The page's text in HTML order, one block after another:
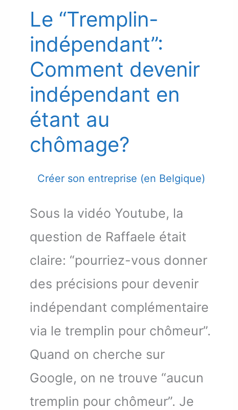
Le “Tremplin-
indépendant”:
Comment devenir
indépendant en
étant au
chômage?
Créer son entreprise (en Belgique)
Sous la vidéo Youtube, la
question de Raffaele était
claire: “pourriez-vous donner
des précisions pour devenir
indépendant complémentaire
via le tremplin pour chômeur”.
Quand on cherche sur
Google, on ne trouve “aucun
tremplin pour chômeur”. Je